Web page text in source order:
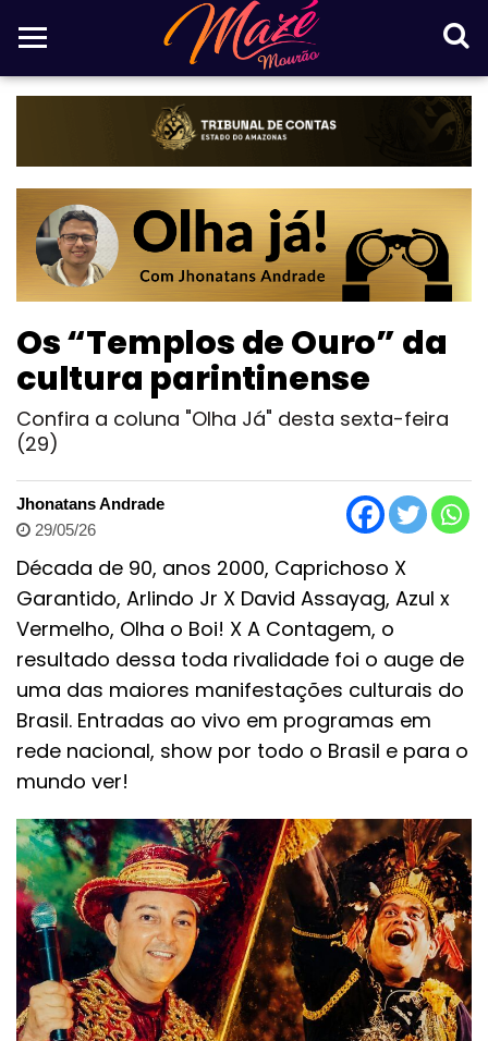
Os “Templos de Ouro” da
cultura parintinense
Confira a coluna "Olha Já" desta sexta-feira
(29)
Jhonatans Andrade
29/05/26
Década de 90, anos 2000, Caprichoso X
Garantido, Arlindo Jr X David Assayag, Azul x
Vermelho, Olha o Boi! X A Contagem, o
resultado dessa toda rivalidade foi o auge de
uma das maiores manifestações culturais do
Brasil. Entradas ao vivo em programas em
rede nacional, show por todo o Brasil e para o
mundo ver!